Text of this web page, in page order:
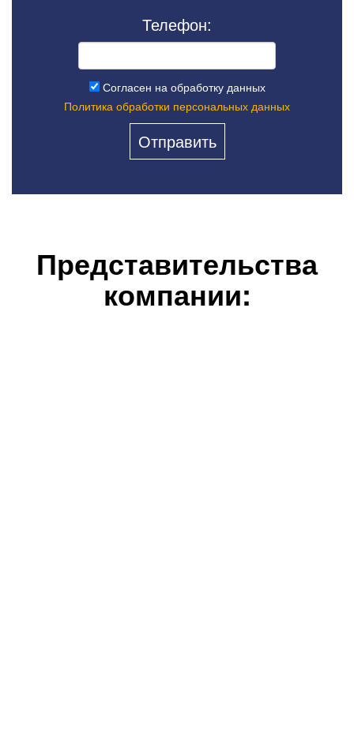
Телефон:
Согласен на обработку данных
Политика обработки персональных данных
Представительства
компании: